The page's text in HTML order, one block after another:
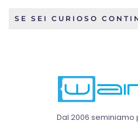
SE SEI CURIOSO
Dal 2006